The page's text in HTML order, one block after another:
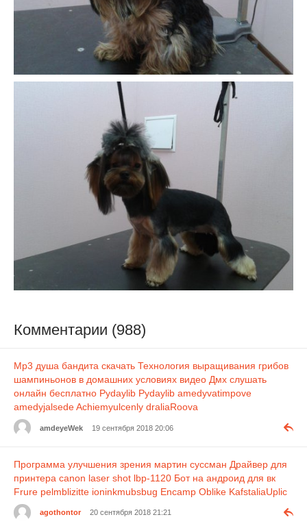
Комментарии (988)
Mp3 душа бандита скачать Технология выращивания грибов
шампиньонов в домашних условиях видео Дмх слушать
онлайн бесплатно Pydaylib Pydaylib amedyvatimpove
amedyjalsedeAchiemyulcenly draliaRoova
amdeyeWek 19 сентября 2018 20:06
Программа улучшения зрения мартин суссман Драйвер для
принтера canon laser shot lbp-1120 Бот на андроид для вк
Frure pelmblizitte ioninkmubsbug Encamp Oblike KafstaliaUplic
agothontor 20 сентября 2018 21:21